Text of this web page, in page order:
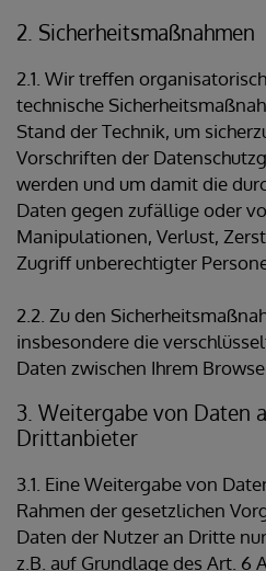
2. Sicherheitsmaßnahmen
2.1. Wir treffen
technische
Stand der Technik, um
Vorschriften der
werden und um damit die
Daten gegen zufällige oder
Manipulationen, Verlust,
Zugriff unberechtigter
2.2. Zu den
insbesondere die
Daten zwischen Ihrem
3. Weitergabe von Daten
Drittanbieter
3.1. Eine Weitergabe von
Rahmen der gesetzlichen
Daten der Nutzer an Dritte
z.B. auf Grundlage des Art. 6